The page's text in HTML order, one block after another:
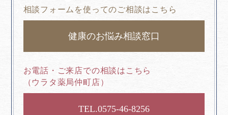
相談フォームを使ってのご相談はこちら
健康のお悩み相談窓口
お電話・ご来店での相談はこちら
（ウラタ薬局仲町店）
0575-46-8256